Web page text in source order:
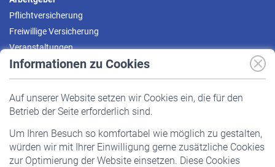
Informationen zu Cookies
Auf unserer Website setzen wir Cookies ein, die für den
Betrieb der Seite erforderlich sind.
Um Ihren Besuch so komfortabel wie möglich zu gestalten,
würden wir mit Ihrer Einwilligung gerne zusätzliche Cookies
zur Optimierung der Website einsetzen. Diese Cookies
Pflichtversicherung
Freiwillige Versicherung
Veranstaltungen
Pflichtversicherung
Staatliche Förderung
Veranstaltungen